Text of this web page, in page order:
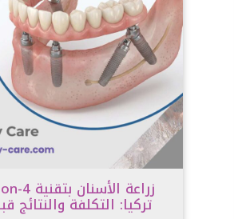
تركيا: التكلفة والنتائج